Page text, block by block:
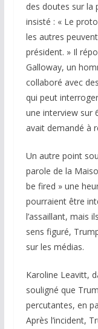
des doutes sur la
insisté : « Le
les autres
président. » Il
Galloway, un
collaboré avec
qui peut
une interview sur
avait demandé à
Un autre point
parole de la
be fired » une
pourraient être
l’assaillant, mais
sens figuré,
sur les médias.
Karoline Leavitt,
souligné que
percutantes, en
Après l’incident,